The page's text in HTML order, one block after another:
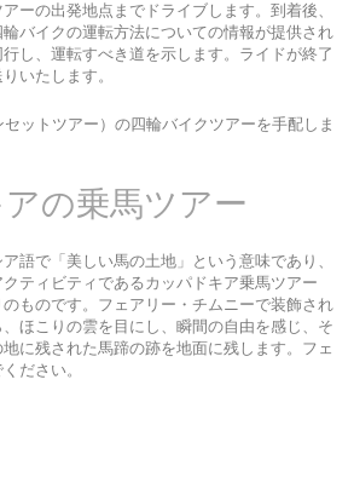
ーの出発地点までドライブします。到着後、
バイクの運転方法についての情報が提供され
し、運転すべき道を示します。ライドが終了
いたします。
ットツアー）の四輪バイクツアーを手配しま
の乗馬ツアー
語で「美しい馬の土地」という意味であり、
ティビティであるカッパドキア乗馬ツアー
ものです。フェアリー・チムニーで装飾され
ほこりの雲を目にし、瞬間の自由を感じ、そ
に残された馬蹄の跡を地面に残します。フェ
ださい。